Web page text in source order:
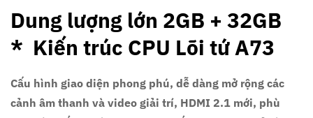
Dung lượng lớn 2GB + 32GB
* Kiến trúc CPU Lõi tứ A73
Cấu hình giao diện phong phú, dễ dàng mở rộng các
cảnh âm thanh và video giải trí, HDMI 2.1 mới, phù